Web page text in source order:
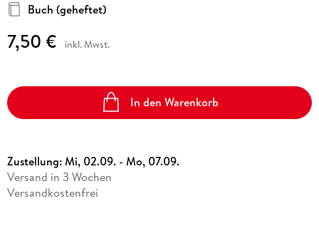
Buch (geheftet)
7,50 € inkl. Mwst.
In den Warenkorb
Zustellung:Mi, 02.09. - Mo, 07.09.
Versand in 3 Wochen
Versandkostenfrei